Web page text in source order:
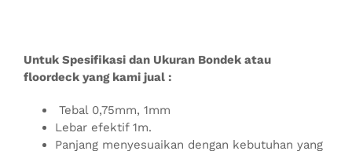
Untuk Spesifikasi dan Ukuran Bondek atau
floordeck yang kami jual :
Tebal 0,75mm, 1mm
Lebar efektif 1m.
Panjang menyesuaikan dengan kebutuhan yang